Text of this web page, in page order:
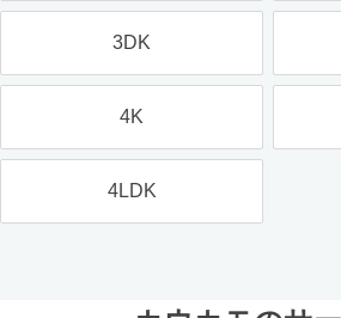
3DK
4K
4LDK